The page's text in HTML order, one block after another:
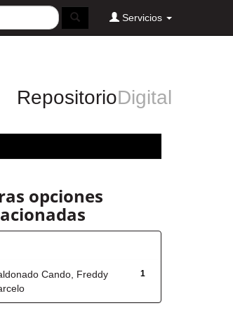
Servicios
RepositorioDigital
opciones
1
Cando, Freddy